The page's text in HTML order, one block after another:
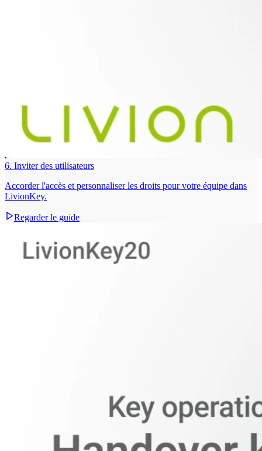
6. Inviter des utilisateurs
Accorder l'accès et personnaliser les droits pour votre équipe dans
LivionKey.
Regarder le guide